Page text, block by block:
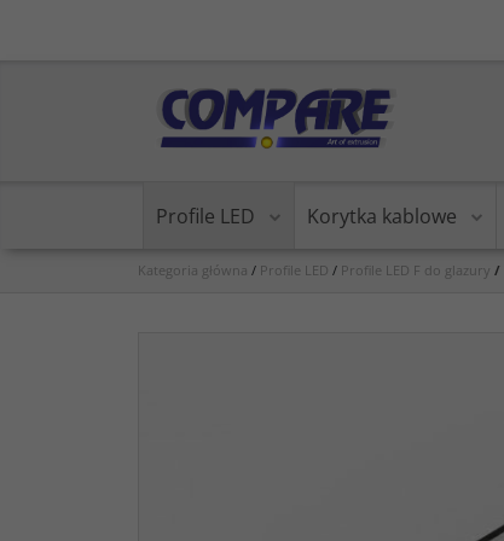
Profile LED Korytka kablowe
Kategoria główna / Profile LED / Profile LED F do glazury /